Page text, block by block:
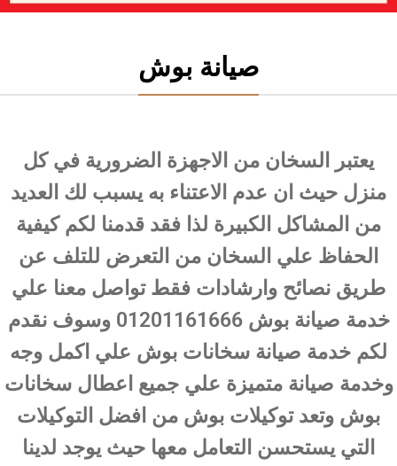
صيانة بوش
يعتبر السخان من الاجهزة الضرورية في كل
منزل حيث ان عدم الاعتناء به يسبب لك العديد
من المشاكل الكبيرة لذا فقد قدمنا لكم كيفية
الحفاظ علي السخان من التعرض للتلف عن
طريق نصائح وارشادات فقط تواصل معنا علي
خدمة صيانة بوش 01201161666 وسوف نقدم
لكم خدمة صيانة سخانات بوش علي اكمل وجه
وخدمة صيانة متميزة علي جميع اعطال سخانات
بوش وتعد توكيلات بوش من افضل التوكيلات
التي يستحسن التعامل معها حيث يوجد لدينا